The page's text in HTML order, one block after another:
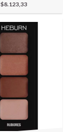
$8.123,33